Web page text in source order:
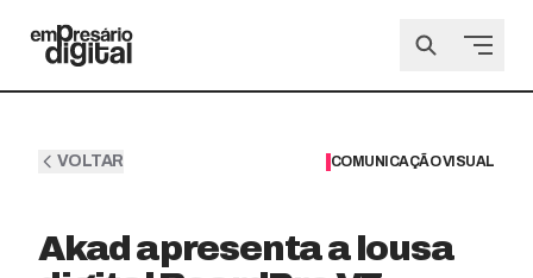
VOLTAR COMUNICAÇÃO VISUAL
Akad apresenta a lousa